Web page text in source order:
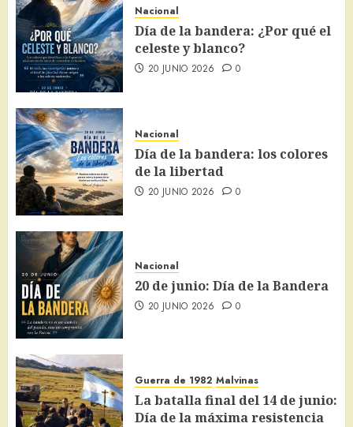
Nacional
Día de la bandera: ¿Por qué el
celeste y blanco?
20 JUNIO 2026 0
Nacional
Día de la bandera: los colores
de la libertad
20 JUNIO 2026 0
Nacional
20 de junio: Día de la Bandera
20 JUNIO 2026 0
Guerra de 1982 Malvinas
La batalla final del 14 de junio:
Día de la máxima resistencia